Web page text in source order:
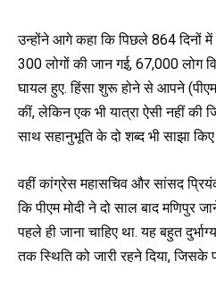
उन्होंने आगे कहा कि पिछले 864 दिनों
300 लोगों की जान गई, 67,000 लोग
घायल हुए. हिंसा शुरू होने से आपने
कीं, लेकिन एक भी यात्रा ऐसी नहीं
साथ सहानुभूति के दो शब्द भी साझा किए
वहीं कांग्रेस महासचिव और सांसद
कि पीएम मोदी ने दो साल बाद मणिपुर
पहले ही जाना चाहिए था. यह बहुत
तक स्थिति को जारी रहने दिया, जिसके